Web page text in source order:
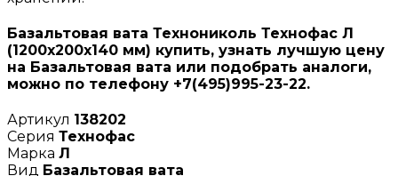
Базальтовая вата Технониколь Технофас Л
(1200х200х140 мм) купить, узнать лучшую цену
на Базальтовая вата или подобрать аналоги,
можно по телефону +7(495)995-23-22.
Артикул 138202
Серия Технофас
Марка Л
Вид Базальтовая вата